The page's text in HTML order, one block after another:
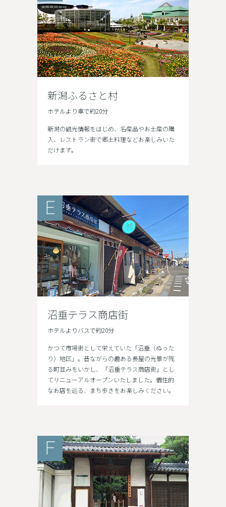
新潟ふるさと村
ホテルより車で約20分
新潟の観光情報をはじめ、名産品やお土産の購
入、レストラン街で郷土料理などお楽しみいた
だけます。
E
沼垂テラス商店街
ホテルよりバスで約20分
かつて市場街として栄えていた「沼垂（ぬった
り）地区」。昔ながらの趣ある長屋の光景が残
る町並みをいかし、「沼垂テラス商店街」とし
てリニューアルオープンいたしました。個性的
なお店を巡る、まち歩きをお楽しみください。
F